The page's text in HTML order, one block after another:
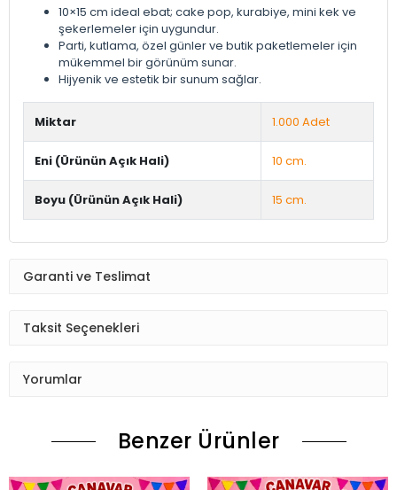
10×15 cm ideal ebat; cake pop, kurabiye, mini kek ve
şekerlemeler için uygundur.
Parti, kutlama, özel günler ve butik paketlemeler için
mükemmel bir görünüm sunar.
Hijyenik ve estetik bir sunum sağlar.
Miktar 1.000 Adet
Eni (Ürünün Açık Hali) 10 cm.
Boyu (Ürünün Açık Hali) 15 cm.
Garanti ve Teslimat
Taksit Seçenekleri
Yorumlar
Benzer Ürünler